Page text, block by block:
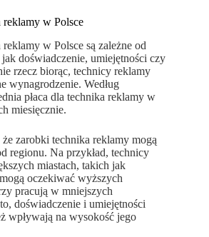
reklamy w Polsce
w Polsce są zależne od
doświadczenie, umiejętności czy
rzecz biorąc, technicy reklamy
wynagrodzenie. Według
płaca dla technika reklamy w
miesięcznie.
zarobki technika reklamy mogą
regionu. Na przykład, technicy
miastach, takich jak
oczekiwać wyższych
pracują w mniejszych
doświadczenie i umiejętności
wpływają na wysokość jego